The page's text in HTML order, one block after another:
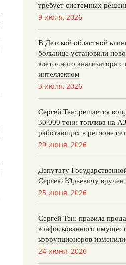
требует системных
9 июля, 2026
В Детской областной
больнице установили
клеточного анализатора
интеллектом
3 июля, 2026
Сергей Тен: решается
30 000 тонн топлива на
работающих в регионе
29 июня, 2026
Депутату
Сергею Юрьевичу
25 июня, 2026
Сергей Тен: правила
конфискованного
коррупционеров
24 июня, 2026